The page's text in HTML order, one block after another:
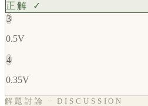
正解 ✓
3
0.5V
4
0.35V
解題討論 · DISCUSSION